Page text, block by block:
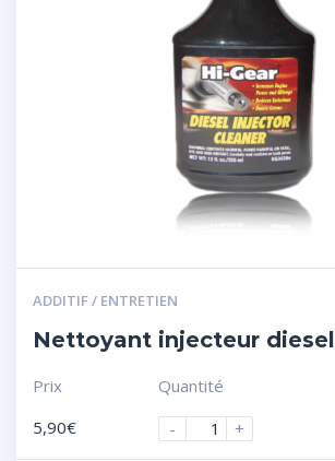
ADDITIF / ENTRETIEN
Nettoyant injecteur diesel
Prix
5,90€
Quantité
-
+